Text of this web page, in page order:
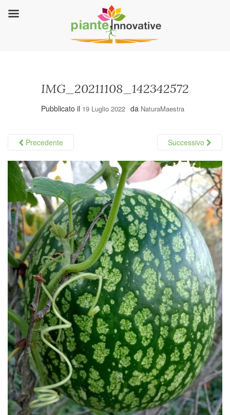
IMG_20211108_142342572
Pubblicato il 19 Luglio 2022 da NaturaMaestra
Precedente Successivo